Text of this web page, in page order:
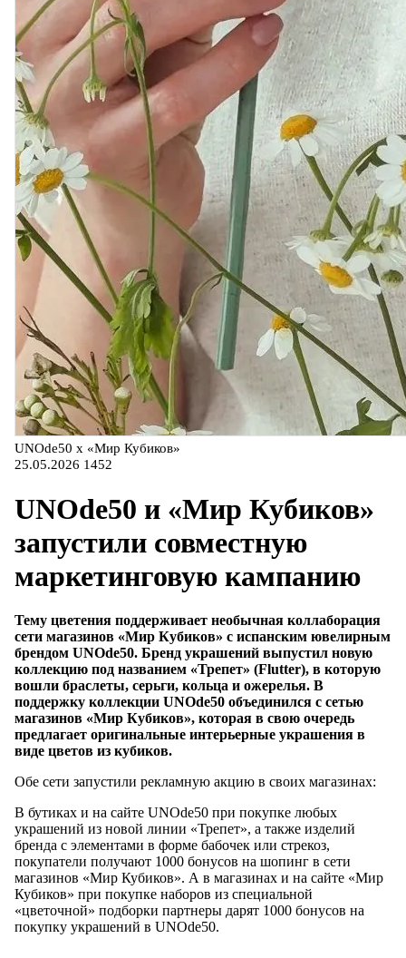
UNOde50 x «Мир Кубиков»
25.05.2026 1452
UNOde50 и «Мир Кубиков»
запустили совместную
маркетинговую кампанию
Тему цветения поддерживает необычная коллаборация
сети магазинов «Мир Кубиков» с испанским ювелирным
брендом UNOde50. Бренд украшений выпустил новую
коллекцию под названием «Трепет» (Flutter), в которую
вошли браслеты, серьги, кольца и ожерелья. В
поддержку коллекции UNOde50 объединился с сетью
магазинов «Мир Кубиков», которая в свою очередь
предлагает оригинальные интерьерные украшения в
виде цветов из кубиков.
Обе сети запустили рекламную акцию в своих магазинах:
В бутиках и на сайте UNOde50 при покупке любых
украшений из новой линии «Трепет», а также изделий
бренда с элементами в форме бабочек или стрекоз,
покупатели получают 1000 бонусов на шопинг в сети
магазинов «Мир Кубиков». А в магазинах и на сайте «Мир
Кубиков» при покупке наборов из специальной
«цветочной» подборки партнеры дарят 1000 бонусов на
покупку украшений в UNOde50.